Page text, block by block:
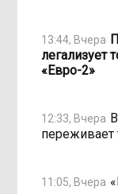
13:44, Вчера
легализует
«Евро-2»
12:33, Вчера
переживает
11:05, Вчера